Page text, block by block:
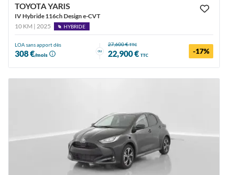
TOYOTA YARIS
IV Hybride 116ch Design e-CVT
10 KM | 2025
HYBRIDE
LOA sans apport dès
308 €/mois
ou
27,600 €TTC
22,900 € TTC -17%